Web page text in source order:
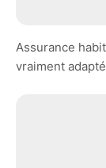
Assurance
vraiment